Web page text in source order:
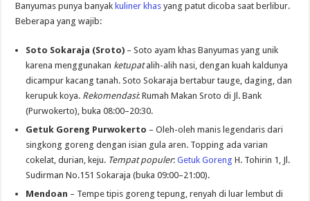
Banyumas punya banyak kuliner khas yang patut dicoba saat berlibur.
Beberapa yang wajib:
Soto Sokaraja (Sroto) – Soto ayam khas Banyumas yang unik
karena menggunakan ketupatalih-alih nasi, dengan kuah kaldunya
dicampur kacang tanah. Soto Sokaraja bertabur tauge, daging, dan
kerupuk koya. Rekomendasi: Rumah Makan Sroto di Jl. Bank
(Purwokerto), buka 08:00–20:30.
Getuk Goreng Purwokerto – Oleh-oleh manis legendaris dari
singkong goreng dengan isian gula aren. Topping ada varian
cokelat, durian, keju. Tempat populer:Getuk Goreng H. Tohirin 1, Jl.
Sudirman No.151 Sokaraja (buka 09:00–21:00).
Mendoan – Tempe tipis goreng tepung, renyah di luar lembut di